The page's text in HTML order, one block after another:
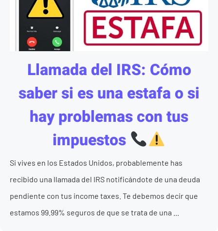
Llamada del IRS: Cómo
saber si es una estafa o si
hay problemas con tus
impuestos
Si vives en los Estados Unidos, probablemente has
recibido una llamada del IRS notificándote de una deuda
pendiente con tus income taxes. Te debemos decir que
estamos 99.99% seguros de que se trata de una ...